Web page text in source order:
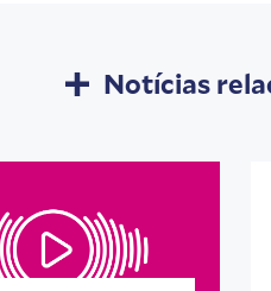
Notícias